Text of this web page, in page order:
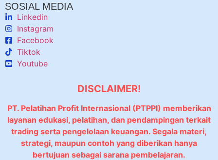
SOSIAL MEDIA
Linkedin
Instagram
Facebook
Tiktok
Youtube
DISCLAIMER!
PT. Pelatihan Profit Internasional (PTPPI) memberikan
layanan edukasi, pelatihan, dan pendampingan terkait
trading serta pengelolaan keuangan. Segala materi,
strategi, maupun contoh yang diberikan hanya
bertujuan sebagai sarana pembelajaran.